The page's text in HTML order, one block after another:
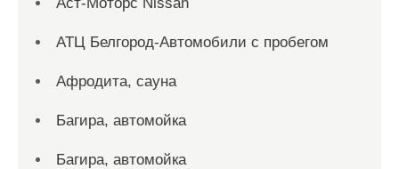
АТЦ Белгород-Автомобили с пробегом
Афродита, сауна
Багира, автомойка
Багира, автомойка